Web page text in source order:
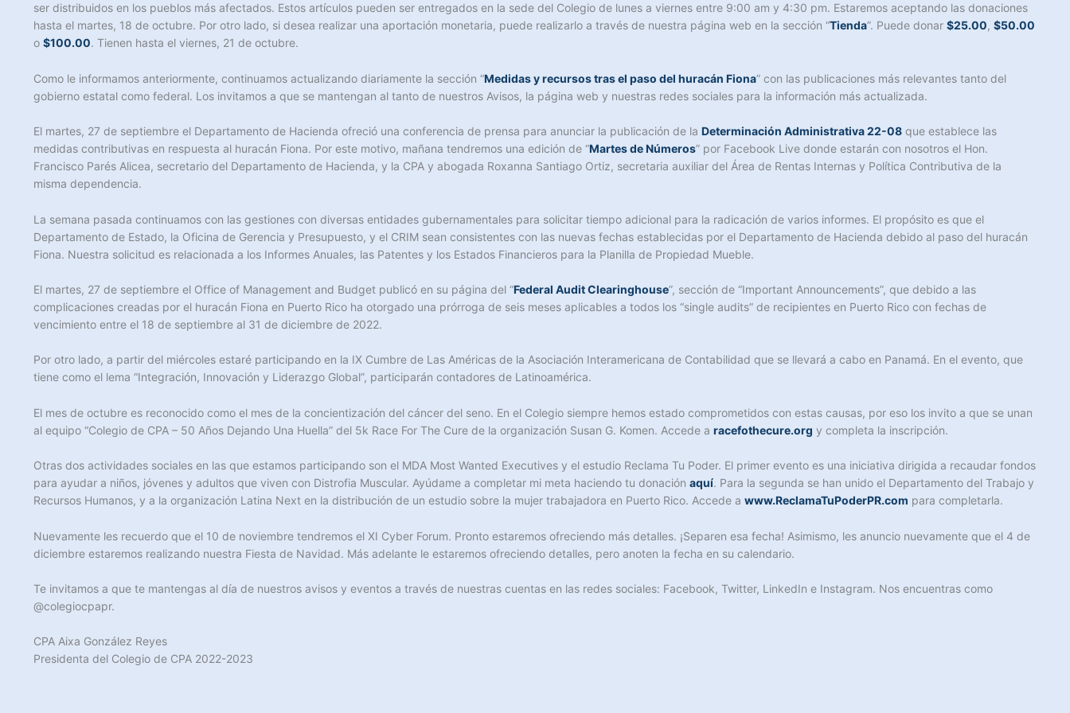
ser distribuidos en los pueblos más afectados. Estos artículos pueden ser entregados en la sede del Colegio de lunes a viernes entre 9:00 am y 4:30 pm. Estaremos aceptando las donaciones
hasta el martes, 18 de octubre. Por otro lado, si desea realizar una aportación monetaria, puede realizarlo a través de nuestra página web en la sección “Tienda”. Puede donar $25.00, $50.00
o $100.00. Tienen hasta el viernes, 21 de octubre.
Como le informamos anteriormente, continuamos actualizando diariamente la sección “Medidas y recursos tras el paso del huracán Fiona” con las publicaciones más relevantes tanto del
gobierno estatal como federal. Los invitamos a que se mantengan al tanto de nuestros Avisos, la página web y nuestras redes sociales para la información más actualizada.
El martes, 27 de septiembre el Departamento de Hacienda ofreció una conferencia de prensa para anunciar la publicación de la Determinación Administrativa 22-08 que establece las
medidas contributivas en respuesta al huracán Fiona. Por este motivo, mañana tendremos una edición de “Martes de Números” por Facebook Live donde estarán con nosotros el Hon.
Francisco Parés Alicea, secretario del Departamento de Hacienda, y la CPA y abogada Roxanna Santiago Ortiz, secretaria auxiliar del Área de Rentas Internas y Política Contributiva de la
misma dependencia.
La semana pasada continuamos con las gestiones con diversas entidades gubernamentales para solicitar tiempo adicional para la radicación de varios informes. El propósito es que el
Departamento de Estado, la Oficina de Gerencia y Presupuesto, y el CRIM sean consistentes con las nuevas fechas establecidas por el Departamento de Hacienda debido al paso del huracán
Fiona. Nuestra solicitud es relacionada a los Informes Anuales, las Patentes y los Estados Financieros para la Planilla de Propiedad Mueble.
El martes, 27 de septiembre el Office of Management and Budget publicó en su página del “Federal Audit Clearinghouse”, sección de “Important Announcements”, que debido a las
complicaciones creadas por el huracán Fiona en Puerto Rico ha otorgado una prórroga de seis meses aplicables a todos los “single audits” de recipientes en Puerto Rico con fechas de
vencimiento entre el 18 de septiembre al 31 de diciembre de 2022.
Por otro lado, a partir del miércoles estaré participando en la IX Cumbre de Las Américas de la Asociación Interamericana de Contabilidad que se llevará a cabo en Panamá. En el evento, que
tiene como el lema “Integración, Innovación y Liderazgo Global”, participarán contadores de Latinoamérica.
El mes de octubre es reconocido como el mes de la concientización del cáncer del seno. En el Colegio siempre hemos estado comprometidos con estas causas, por eso los invito a que se unan
al equipo “Colegio de CPA – 50 Años Dejando Una Huella” del 5k Race For The Cure de la organización Susan G. Komen. Accede a racefothecure.org y completa la inscripción.
Otras dos actividades sociales en las que estamos participando son el MDA Most Wanted Executives y el estudio Reclama Tu Poder. El primer evento es una iniciativa dirigida a recaudar fondos
para ayudar a niños, jóvenes y adultos que viven con Distrofia Muscular. Ayúdame a completar mi meta haciendo tu donación aquí. Para la segunda se han unido el Departamento del Trabajo y
Recursos Humanos, y a la organización Latina Next en la distribución de un estudio sobre la mujer trabajadora en Puerto Rico. Accede a www.ReclamaTuPoderPR.com para completarla.
Nuevamente les recuerdo que el 10 de noviembre tendremos el XI Cyber Forum. Pronto estaremos ofreciendo más detalles. ¡Separen esa fecha! Asimismo, les anuncio nuevamente que el 4 de
diciembre estaremos realizando nuestra Fiesta de Navidad. Más adelante le estaremos ofreciendo detalles, pero anoten la fecha en su calendario.
Te invitamos a que te mantengas al día de nuestros avisos y eventos a través de nuestras cuentas en las redes sociales: Facebook, Twitter, LinkedIn e Instagram. Nos encuentras como
@colegiocpapr.
CPA Aixa González Reyes
Presidenta del Colegio de CPA 2022-2023